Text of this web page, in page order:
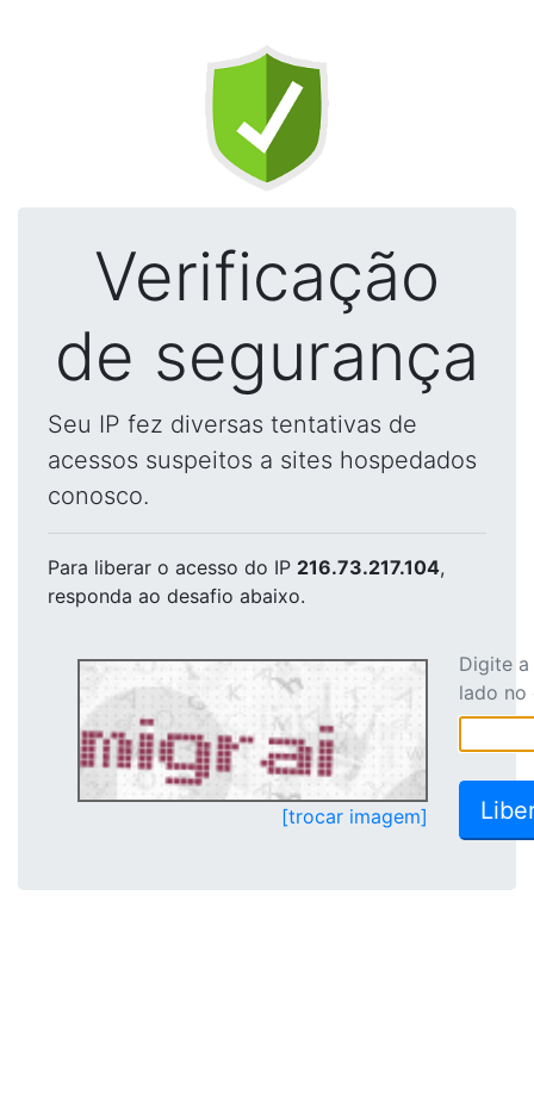
Verificação
de segurança
Seu IP fez diversas tentativas de
acessos suspeitos a sites hospedados
conosco.
Para liberar o acesso do IP 216.73.217.104,
responda ao desafio abaixo.
[trocar imagem]
Digite
lado no